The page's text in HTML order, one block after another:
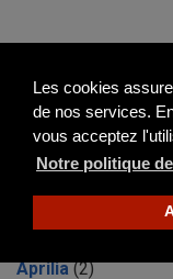
Les cookies
de nos services.
vous acceptez
Notre politique
Les autres
037 (1)
Aprilia (2)